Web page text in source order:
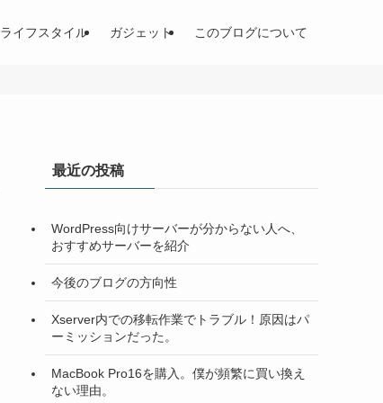
ライフスタイル ガジェット このブログについて
最近の投稿
WordPress向けサーバーが分からない人へ、
おすすめサーバーを紹介
今後のブログの方向性
Xserver内での移転作業でトラブル！原因はパ
ーミッションだった。
MacBook Pro16を購入。僕が頻繁に買い換え
ない理由。